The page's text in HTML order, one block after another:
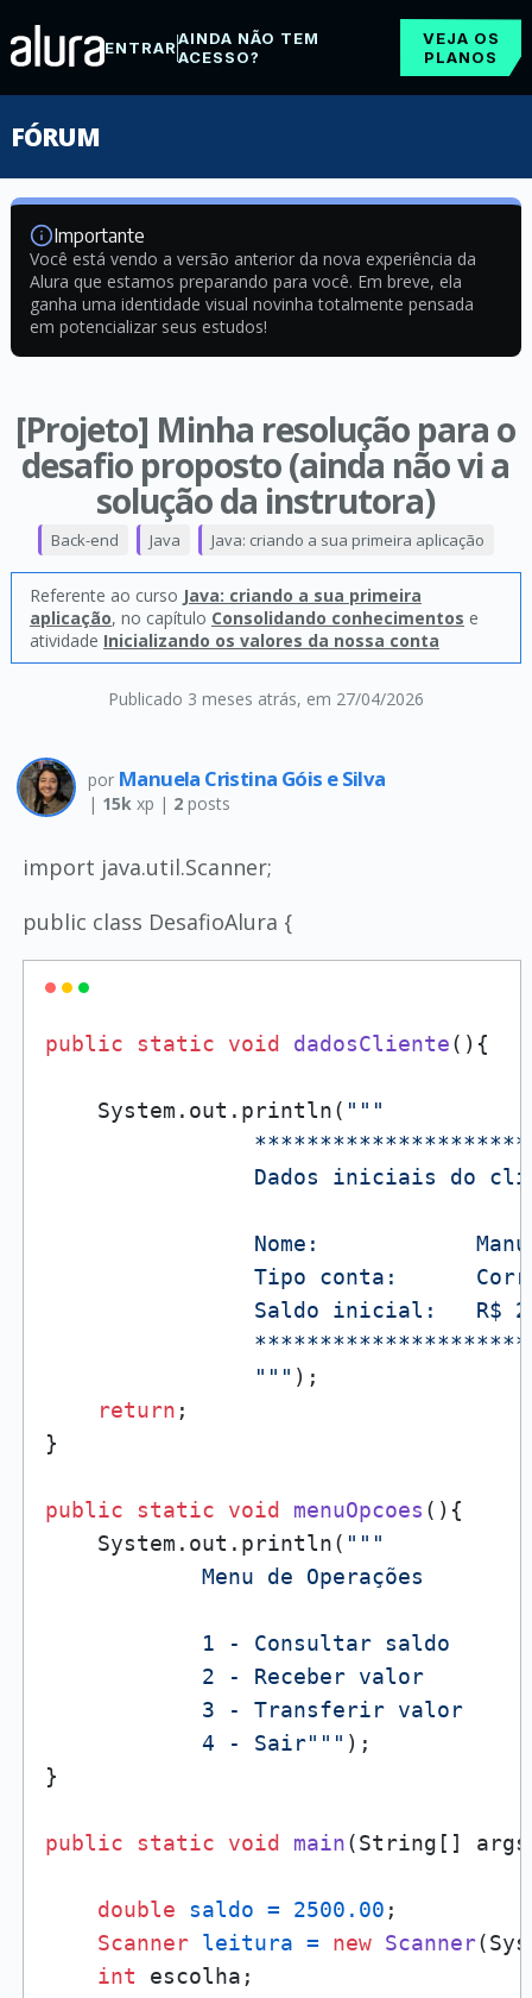
ENTRARAINDA NÃO TEM
ACESSO?
VEJA OS
PLANOS
FÓRUM
Importante
Você está vendo a versão anterior da nova experiência da
Alura que estamos preparando para você. Em breve, ela
ganha uma identidade visual novinha totalmente pensada
em potencializar seus estudos!
[Projeto] Minha resolução para o
desafio proposto (ainda não vi a
solução da instrutora)
Publicado 3 meses atrás, em 27/04/2026
Back-end Java Java: criando a sua primeira aplicação
Referente ao curso Java: criando a sua primeira
aplicação, no capítulo Consolidando conhecimentos e
atividade Inicializando os valores da nossa conta
por Manuela Cristina Góis e Silva
| 15kxp | 2posts
import java.util.Scanner;
public class DesafioAlura {
public static void dadosCliente() {
    System.out.println(
"""
Dados iniciais do
Nome:
Tipo conta:
Saldo inicial:   R$
                """
);
return ;
}
public static void menuOpcoes () {
    System.out.println(
"""
            Menu de Operações
            1 - Consultar saldo
            2 - Receber valor
            3 - Transferir valor
            4 - Sair"""
);
}
public static void main(String[]
double saldo = 2500.00 ;
Scanner leitura = new Scanner
int escolha;